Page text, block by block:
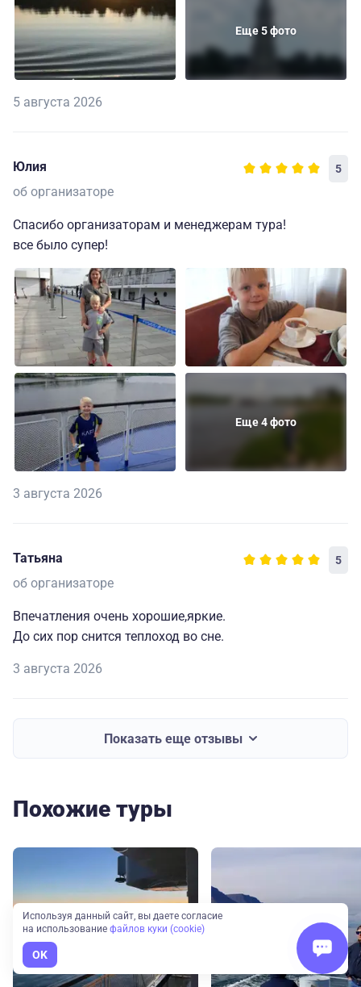
Еще 5 фото
5 августа 2026
Юлия 5
об организаторе
Спасибо организаторам и менеджерам тура!
все было супер!
Еще 4 фото
3 августа 2026
Татьяна 5
об организаторе
Впечатления очень хорошие,яркие.
До сих пор снится теплоход во сне.
3 августа 2026
Показать еще отзывы
Похожие туры
Используя данный сайт, вы даете согласие
на использование файлов куки (cookie)
OK